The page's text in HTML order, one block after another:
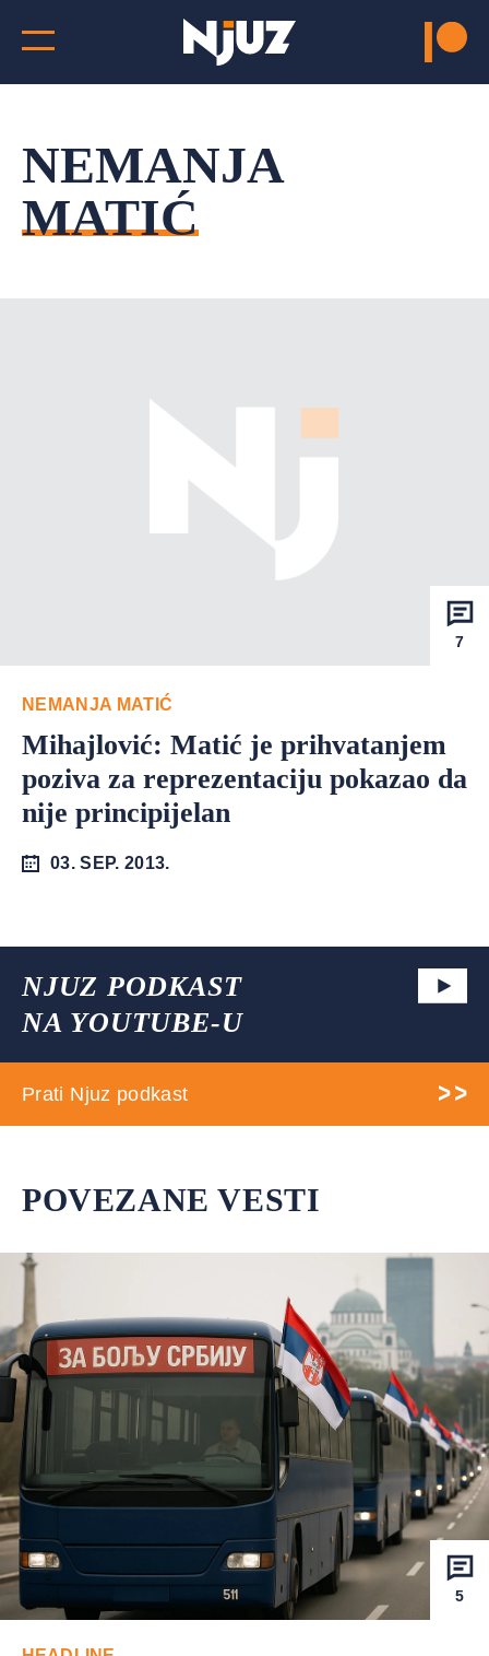
NEMANJA
MATIĆ
7
NEMANJA MATIĆ
Mihajlović: Matić je prihvatanjem
poziva za reprezentaciju pokazao da
nije principijelan
03. SEP. 2013.
NJUZ PODKAST
NA YOUTUBE-U
Prati Njuz podkast
POVEZANE VESTI
5